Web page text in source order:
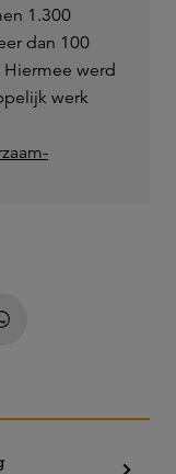
1.300
dan 100
werd
werk